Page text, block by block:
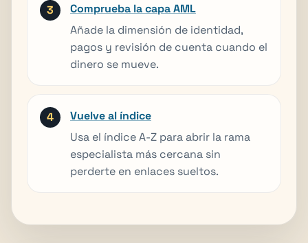
Comprueba la capa AML
Añade la dimensión de identidad,
pagos y revisión de cuenta cuando el
dinero se mueve.
Vuelve al índice
Usa el índice A-Z para abrir la rama
especialista más cercana sin
perderte en enlaces sueltos.